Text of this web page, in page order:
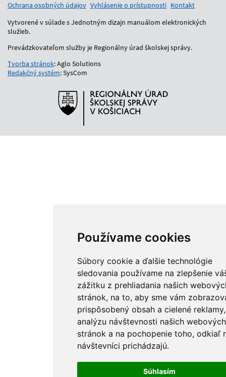
Používame cookies
Súbory cookie a ďalšie technológie
sledovania používame na zlepšenie
zážitku z prehliadania našich
stránok, na to, aby sme vám
prispôsobený obsah a cielené
analýzu návštevnosti našich webových
stránok a na pochopenie toho, odkiaľ
návštevníci prichádzajú.
Súhlasím
Ochrana osobných údajov Vyhlásenie o prístupnosti Kontakt
Vytvorené v súlade s Jednotným dizajn manuálom elektronických
služieb.
Prevádzkovateľom služby je Regionálny úrad školskej správy.
Tvorba stránok: Aglo Solutions
Redakčný systém: SysCom